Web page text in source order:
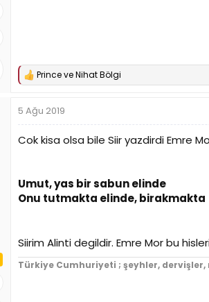
T
k
i
l
e
PrinceveNihat Bölgi
5 Ağu 2019
Cok kisa olsa bile Siir yazdirdi Emre
Umut, yas bir sabun elinde
Onu tutmakta elinde, birakmakta
Siirim Alinti degildir. Emre Mor bu
Türkiye Cumhuriyeti ; şeyhler,